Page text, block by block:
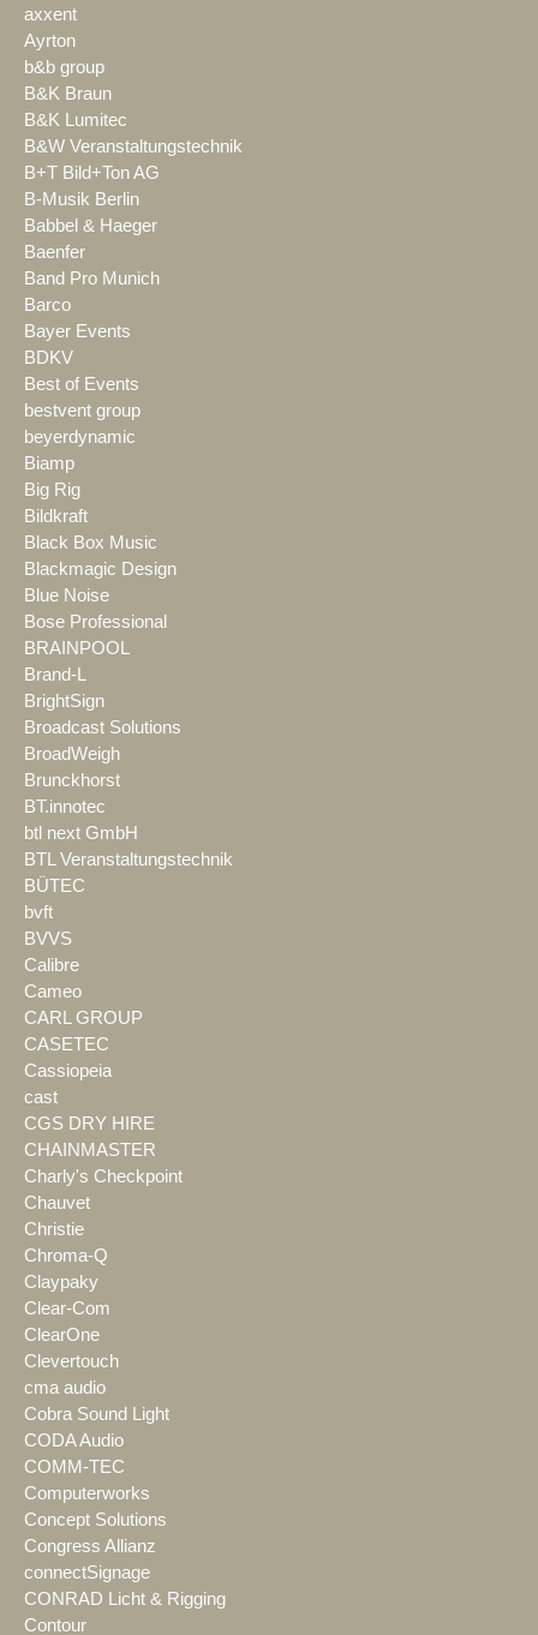
axxent
Ayrton
b&b group
B&K Braun
B&K Lumitec
B&W Veranstaltungstechnik
B+T Bild+Ton AG
B-Musik Berlin
Babbel & Haeger
Baenfer
Band Pro Munich
Barco
Bayer Events
BDKV
Best of Events
bestvent group
beyerdynamic
Biamp
Big Rig
Bildkraft
Black Box Music
Blackmagic Design
Blue Noise
Bose Professional
BRAINPOOL
Brand-L
BrightSign
Broadcast Solutions
BroadWeigh
Brunckhorst
BT.innotec
btl next GmbH
BTL Veranstaltungstechnik
BÜTEC
bvft
BVVS
Calibre
Cameo
CARL GROUP
CASETEC
Cassiopeia
cast
CGS DRY HIRE
CHAINMASTER
Charly's Checkpoint
Chauvet
Christie
Chroma-Q
Claypaky
Clear-Com
ClearOne
Clevertouch
cma audio
Cobra Sound Light
CODA Audio
COMM-TEC
Computerworks
Concept Solutions
Congress Allianz
connectSignage
CONRAD Licht & Rigging
Contour